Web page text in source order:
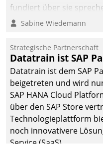
fundiert über sie
klären. Ein Aspekt ist
Einsparungen durch
Prozesse. Doch man
mit der Einführung einer
getan. Die
die Bereitschaft, sich zu
und zu verändern.
Sabine Wiedemann
Strategische Partnerschaft
Datatrain ist SAP
Datatrain ist dem SAP
beigetreten und wird
SAP HANA Cloud
über den SAP Store
Technologieplattform
noch innovativere
Service (SaaS).